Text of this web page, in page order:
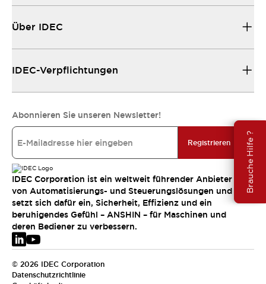
Brauche Hilfe ?
Über IDEC
IDEC-Verpflichtungen
Abonnieren Sie unseren Newsletter!
Registrieren
IDEC Corporation ist ein weltweit führender Anbieter
von Automatisierungs- und Steuerungslösungen und
setzt sich dafür ein, Sicherheit, Effizienz und ein
beruhigendes Gefühl – ANSHIN – für Maschinen und
deren Bediener zu verbessern.
© 2026 IDEC Corporation
Datenschutzrichtlinie